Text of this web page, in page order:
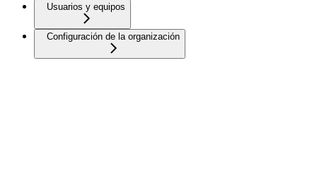
Usuarios y equipos
Configuración de la organización